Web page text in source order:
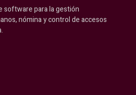
software para la gestión
nómina y control de accesos